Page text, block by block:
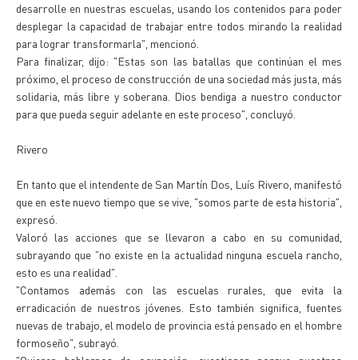
desarrolle en nuestras escuelas, usando los contenidos para poder
desplegar la capacidad de trabajar entre todos mirando la realidad
para lograr transformarla", mencionó.
Para finalizar, dijo: "Estas son las batallas que continúan el mes
próximo, el proceso de construcción de una sociedad más justa, más
solidaria, más libre y soberana. Dios bendiga a nuestro conductor
para que pueda seguir adelante en este proceso", concluyó.
Rivero
En tanto que el intendente de San Martín Dos, Luís Rivero, manifestó
que en este nuevo tiempo que se vive, "somos parte de esta historia",
expresó.
Valoró las acciones que se llevaron a cabo en su comunidad,
subrayando que "no existe en la actualidad ninguna escuela rancho,
esto es una realidad".
"Contamos además con las escuelas rurales, que evita la
erradicación de nuestros jóvenes. Esto también significa, fuentes
nuevas de trabajo, el modelo de provincia está pensado en el hombre
formoseño", subrayó.